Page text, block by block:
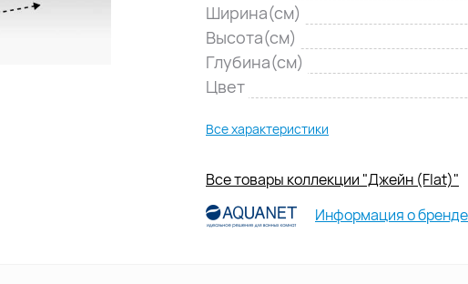
Ширина(см)
Высота(см)
Глубина(см)
Цвет
Все характеристики
Все товары коллекции "Джейн (Flat)"
Информация о